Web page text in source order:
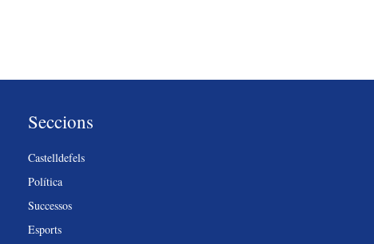
Seccions
Castelldefels
Política
Successos
Esports